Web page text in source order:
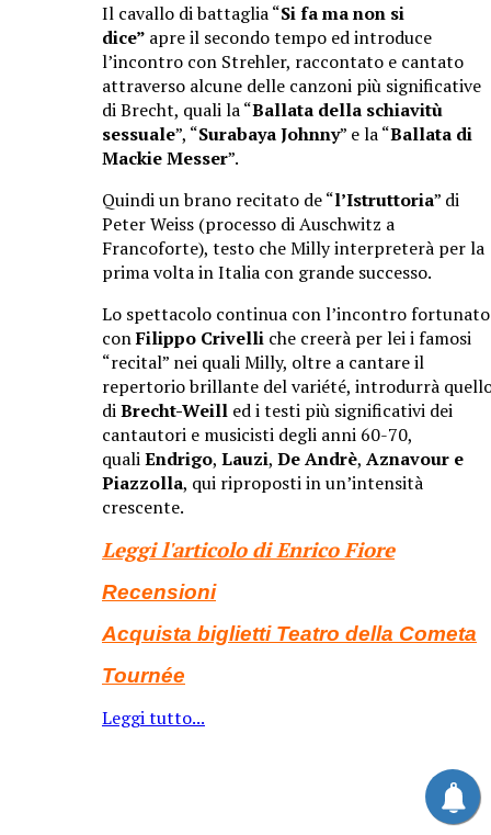
Il cavallo di battaglia “Si fa ma non si
dice” apreil secondo tempo ed introduce
l’incontro con Strehler, raccontato e cantato
attraverso alcune delle canzoni più significative
di Brecht, quali la “Ballata della schiavitù
sessuale”, “Surabaya Johnny” e la “Ballata di
Mackie Messer”.
Quindi un brano recitato de “l’Istruttoria” di
Peter Weiss (processo di Auschwitz a
Francoforte), testo che Milly interpreterà per la
prima volta in Italia con grande successo.
Lo spettacolo continua con l’incontro fortunato
conFilippo Crivelli che creerà per lei i famosi
“recital” nei quali Milly, oltre a cantare il
repertorio brillante del variété, introdurrà
diBrecht-Weill ed i testi più significativi dei
cantautori e musicisti degli anni 60-70,
qualiEndrigo, Lauzi, De Andrè, Aznavour e
Piazzolla, qui riproposti in un’intensità
crescente.
Leggi l'articolo di Enrico Fiore
Recensioni
Acquista biglietti Teatro della Cometa
Tournée
Leggi tutto...